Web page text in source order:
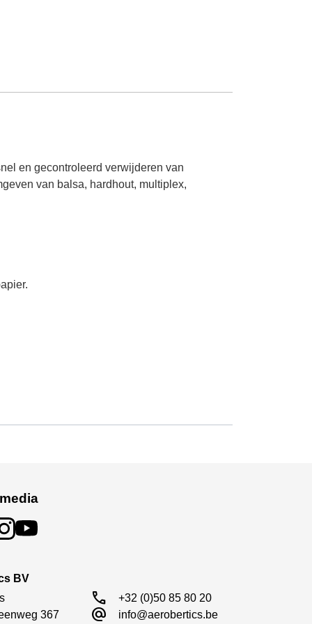
en gecontroleerd verwijderen van
van balsa, hardhout, multiplex,
voor serieuze bouwers.
BV
367
call +32 (0)50 85 80 20
alternate_email info@aerobertics.be